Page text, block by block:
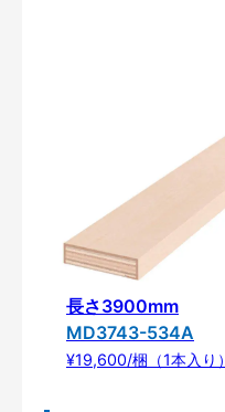
長さ3900mm
MD3743-534A
¥19,600/梱（1本入り）